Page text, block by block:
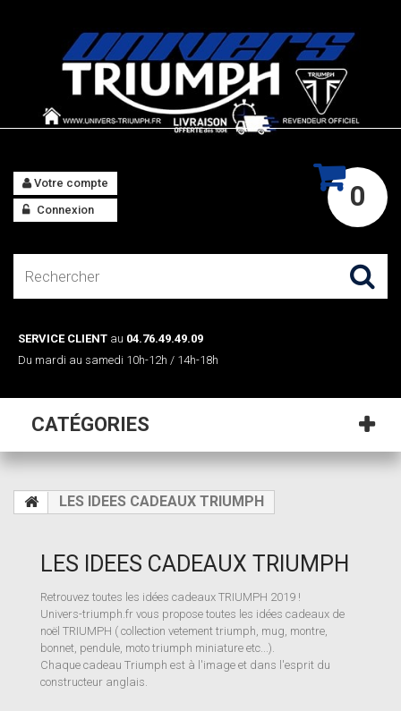
0
Votre compte
Connexion
SERVICE CLIENT au 04.76.49.49.09
Du mardi au samedi 10h-12h / 14h-18h
CATÉGORIES
LES IDEES CADEAUX TRIUMPH
LES IDEES CADEAUX TRIUMPH
Retrouvez toutes les idées cadeaux TRIUMPH 2019 !
Univers-triumph.fr vous propose toutes les idées cadeaux de
noël TRIUMPH ( collection vetement triumph, mug, montre,
bonnet, pendule, moto triumph miniature etc...).
Chaque cadeau Triumph est à l'image et dans l'esprit du
constructeur anglais.